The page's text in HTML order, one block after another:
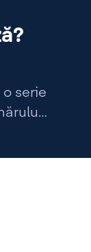
serie